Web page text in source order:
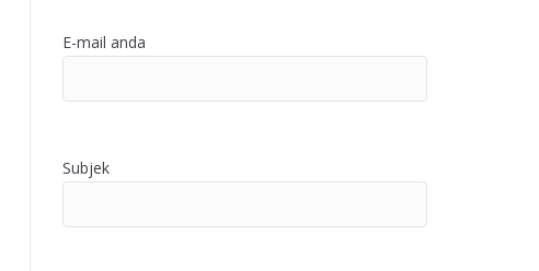
E-mail anda
Subjek